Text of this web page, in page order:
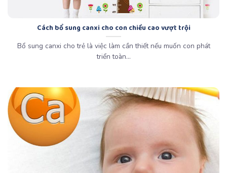
Cách bổ sung canxi cho con chiều cao vượt trội
Bổ sung canxi cho trẻ là việc làm cần thiết nếu muốn con phát
triển toàn...